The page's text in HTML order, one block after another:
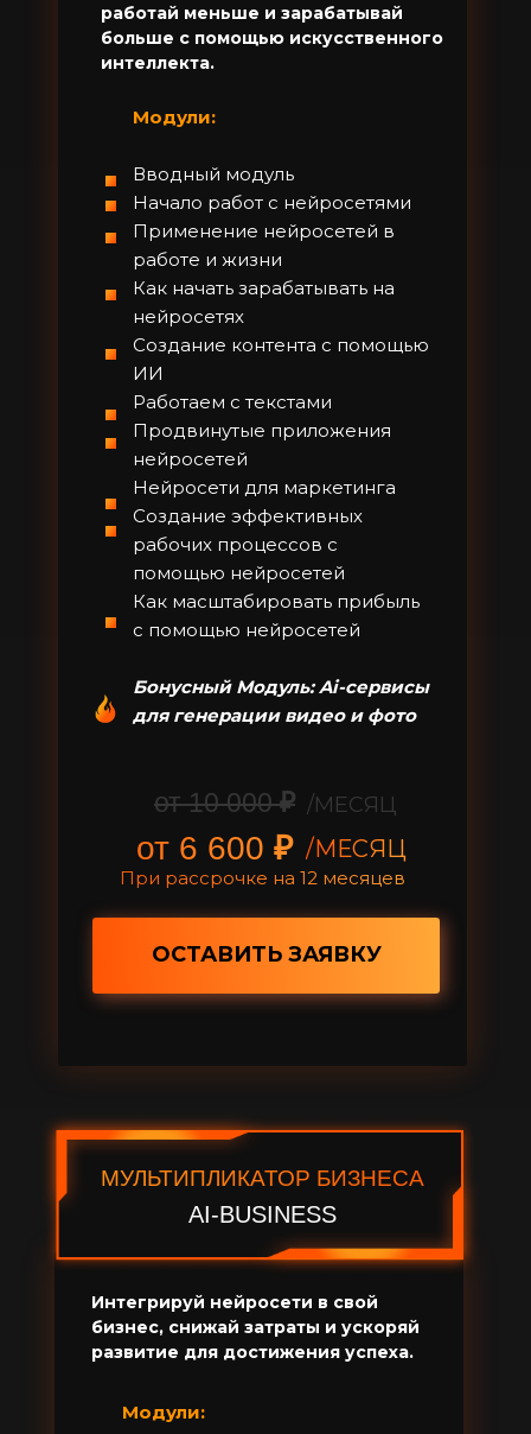
МУЛЬТИПЛИКАТОР БИЗНЕСА
AI-BUSINESS
работай меньше и зарабатывай
больше с помощью искусственного
интеллекта.
Модули:
Вводный модуль
Начало работ с нейросетями
Применение нейросетей в
работе и жизни
Как начать зарабатывать на
нейросетях
Создание контента с помощью
ИИ
Работаем с текстами
Продвинутые приложения
нейросетей
Нейросети для маркетинга
Создание эффективных
рабочих процессов с
помощью нейросетей
Как масштабировать прибыль
с помощью нейросетей
Бонусный Модуль: Ai-сервисы
для генерации видео и фото
ОСТАВИТЬ ЗАЯВКУ
Интегрируй нейросети в свой
бизнес, снижай затраты и ускоряй
развитие для достижения успеха.
от 6 600 ₽
от 10 000₽ /МЕСЯЦ
/МЕСЯЦ
Модули:
При рассрочке на 12 месяцев